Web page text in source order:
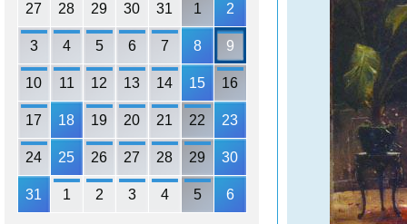
27 28 29 30 31 1 2
3 4 5 6 7 8 9
10 11 12 13 14 15 16
17 18 19 20 21 22 23
24 25 26 27 28 29 30
31 1 2 3 4 5 6